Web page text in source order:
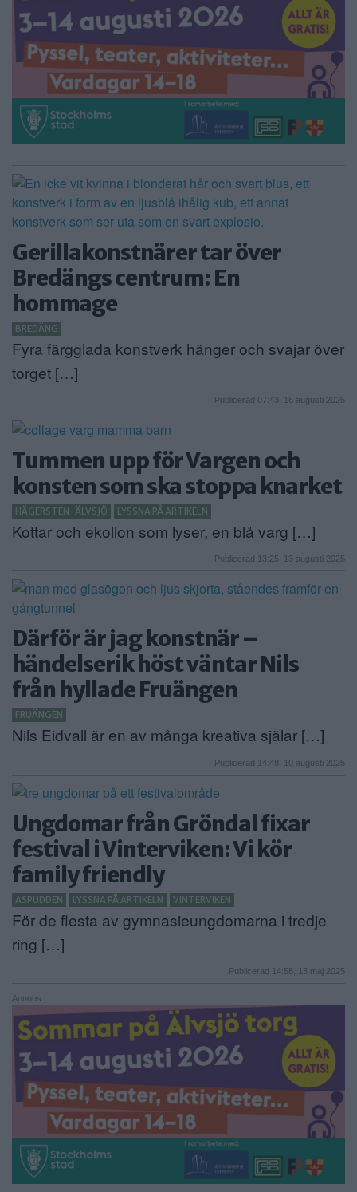
Gerillakonstnärer tar över
Bredängs centrum: En
hommage
BREDÄNG
Fyra färgglada konstverk hänger och svajar över
torget […]
Publicerad 07:43, 16 augusti 2025
Tummen upp för Vargen och
konsten som ska stoppa knarket
HÄGERSTEN-ÄLVSJÖ LYSSNA PÅ ARTIKELN
Kottar och ekollon som lyser, en blå varg […]
Publicerad 13:25, 13 augusti 2025
Därför är jag konstnär –
händelserik höst väntar Nils
från hyllade Fruängen
FRUÄNGEN
Nils Eidvall är en av många kreativa själar […]
Publicerad 14:48, 10 augusti 2025
Ungdomar från Gröndal fixar
festival i Vinterviken: Vi kör
family friendly
ASPUDDEN LYSSNA PÅ ARTIKELN VINTERVIKEN
För de flesta av gymnasieungdomarna i tredje
ring […]
Publicerad 14:58, 13 maj 2025
Annons: